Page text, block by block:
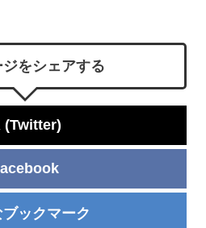
ジをシェアする
ックマーク